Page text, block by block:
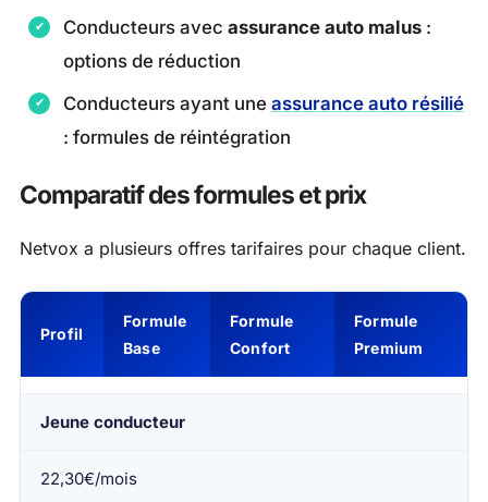
Conducteurs avec assurance auto malus :
options de réduction
Conducteurs ayant une assurance auto résilié
: formules de réintégration
Comparatif des formules et prix
Netvox a plusieurs offres tarifaires pour chaque client.
Profil
Formule
Base
Formule
Confort
Formule
Premium
Jeune conducteur
22,30€/mois